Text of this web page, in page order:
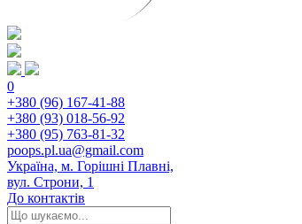
0
+380 (96) 167-41-88
+380 (93) 018-56-92
+380 (95) 763-81-32
poops.pl.ua@gmail.com
Україна, м. Горішні Плавні,
вул. Строни, 1
До контактів